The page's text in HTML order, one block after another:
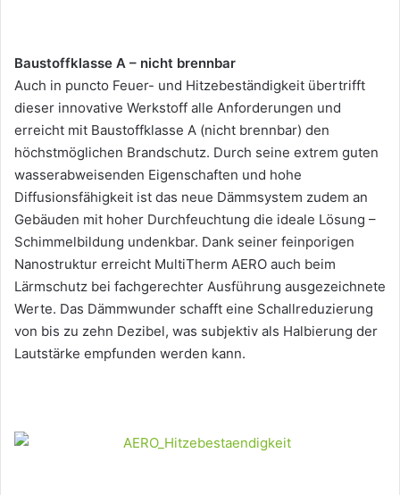
Baustoffklasse A – nicht brennbar
Auch in puncto Feuer- und Hitzebeständigkeit übertrifft
dieser innovative Werkstoff alle Anforderungen und
erreicht mit Baustoffklasse A (nicht brennbar) den
höchstmöglichen Brandschutz. Durch seine extrem guten
wasserabweisenden Eigenschaften und hohe
Diffusionsfähigkeit ist das neue Dämmsystem zudem an
Gebäuden mit hoher Durchfeuchtung die ideale Lösung –
Schimmelbildung undenkbar. Dank seiner feinporigen
Nanostruktur erreicht MultiTherm AERO auch beim
Lärmschutz bei fachgerechter Ausführung ausgezeichnete
Werte. Das Dämmwunder schafft eine Schallreduzierung
von bis zu zehn Dezibel, was subjektiv als Halbierung der
Lautstärke empfunden werden kann.